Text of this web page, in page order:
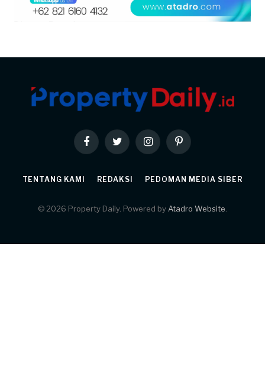
FacebookTwitter InstagramPinterest
TENTANG KAMI REDAKSI PEDOMAN MEDIA SIBER
© 2026 Property Daily. Powered by Atadro Website